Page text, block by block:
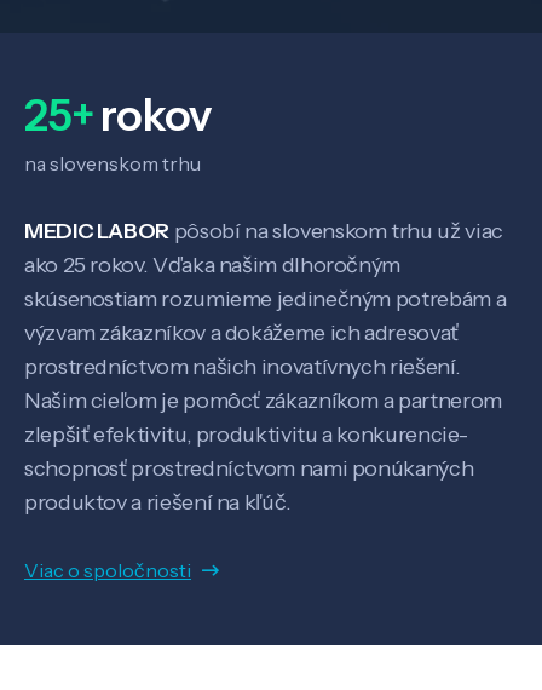
25+rokov
na slovenskom trhu
MEDIC LABOR pôsobí na slovenskom trhu už viac
ako 25 rokov. Vďaka našim dlhoročným
skúsenostiam rozumieme jedinečným potrebám a
výzvam zákazníkov a dokážeme ich adresovať
prostredníctvom našich inovatívnych riešení.
Našim cieľom je pomôcť zákazníkom a partnerom
zlepšiť efektivitu, produktivitu a konkurencie-
schopnosť prostredníctvom nami ponúkaných
produktov a riešení na kľúč.
Viac o spoločnosti